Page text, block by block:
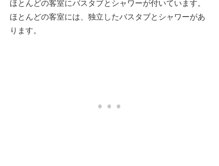
ほとんどの客室にバスタブとシャワーが付いています。
ほとんどの客室には、独立したバスタブとシャワーがあ
ります。